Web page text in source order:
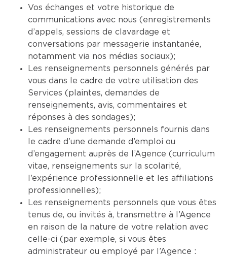
Vos échanges et votre historique de
communications avec nous (enregistrements
d’appels, sessions de clavardage et
conversations par messagerie instantanée,
notamment via nos médias sociaux);
Les renseignements personnels générés par
vous dans le cadre de votre utilisation des
Services (plaintes, demandes de
renseignements, avis, commentaires et
réponses à des sondages);
Les renseignements personnels fournis dans
le cadre d’une demande d’emploi ou
d’engagement auprès de l’Agence (curriculum
vitae, renseignements sur la scolarité,
l’expérience professionnelle et les affiliations
professionnelles);
Les renseignements personnels que vous êtes
tenus de, ou invités à, transmettre à l’Agence
en raison de la nature de votre relation avec
celle-ci (par exemple, si vous êtes
administrateur ou employé par l’Agence :